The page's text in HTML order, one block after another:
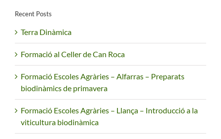
Recent Posts
Terra Dinàmica
Formació al Celler de Can Roca
Formació Escoles Agràries – Alfarras – Preparats
biodinàmics de primavera
Formació Escoles Agràries – Llança – Introducció a la
viticultura biodinàmica